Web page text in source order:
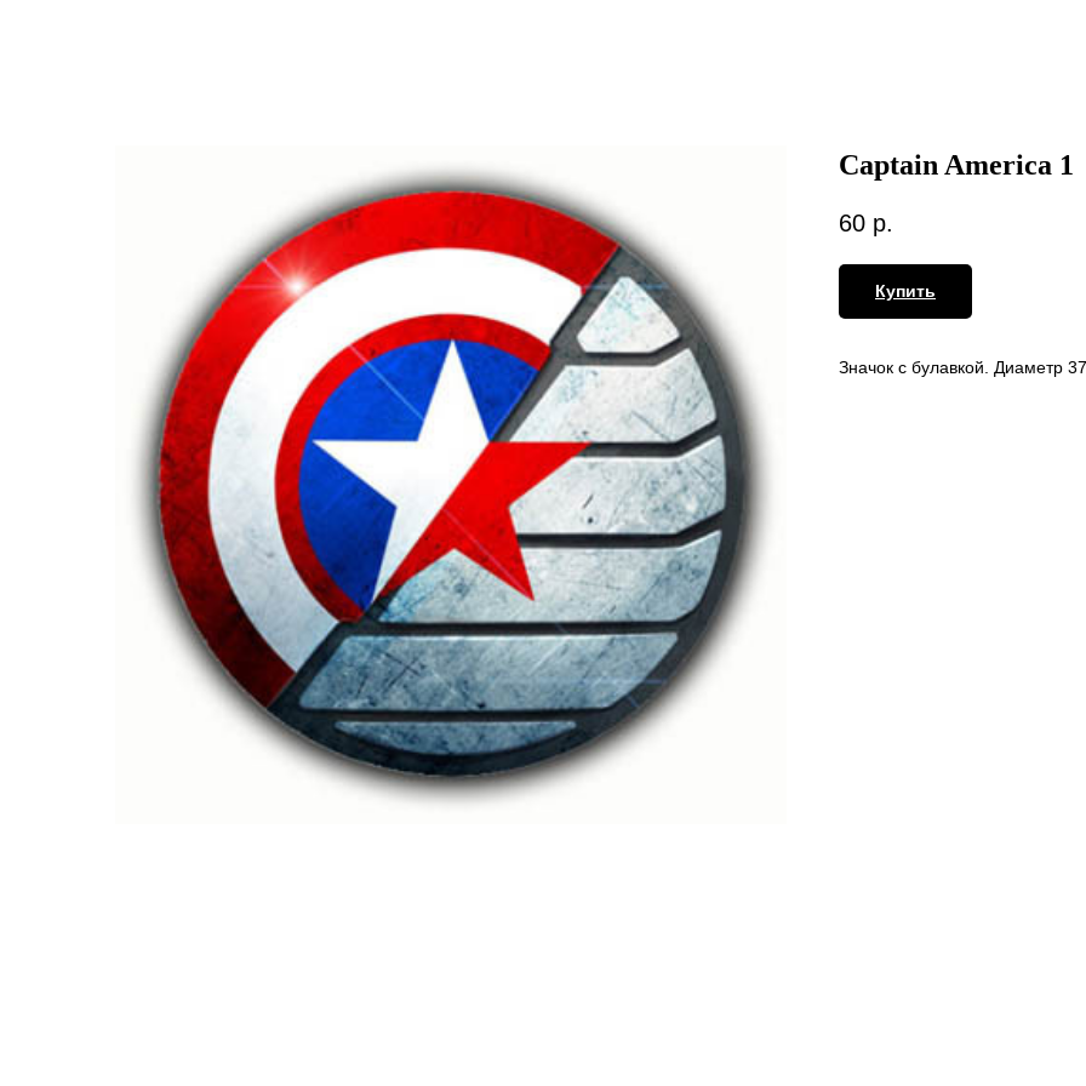
Captain America 1
60 р.
Купить
Значок с булавкой. Диаметр